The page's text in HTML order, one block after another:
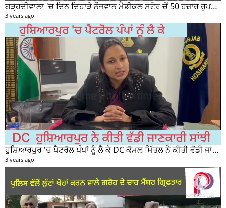
ਗੜ੍ਹਦੀਵਾਲਾ 'ਚ ਦਿਨ ਦਿਹਾੜੇ ਨੌਜਵਾਨ ਮੈਡੀਕਲ ਸਟੋਰ ਚੋਂ 50 ਹਜ਼ਾਰ ਰੁਪਏ ਦੀ ਨਕਦੀ ਚੋਰੀ ਕਰਕੇ ਹੋਇਆ ਰਫੂਚੱਕਰ
3 years ago
ਹੁਸ਼ਿਆਰਪੁਰ 'ਚ ਪੈਟਰੋਲ ਪੰਪਾਂ ਨੂੰ ਲੈ ਕੇ DC ਕੋਮਲ ਮਿੱਤਲ ਨੇ ਕੀਤੀ ਵੱਡੀ ਜਾਣਕਾਰੀ ਸਾਂਝੀ
3 years ago